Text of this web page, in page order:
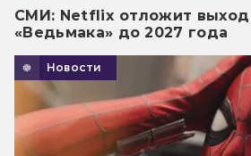
СМИ: Netflix отложит
«Ведьмака» до 2027 года
Новости